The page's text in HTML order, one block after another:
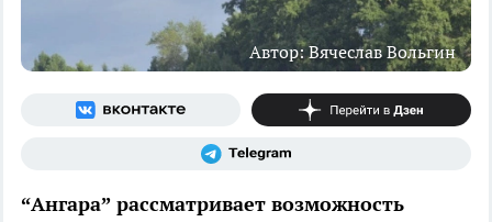
Автор: Вячеслав Вольгин
“Ангара” рассматривает возможность